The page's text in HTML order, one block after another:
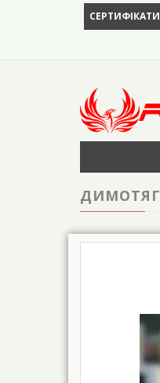
СЕРТИФІКАТИ